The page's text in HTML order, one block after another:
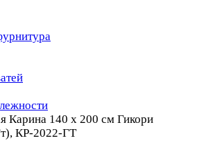
Карина 140 х 200 см Гикори
КР-2022-ГТ